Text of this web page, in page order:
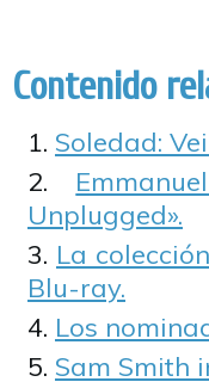
Contenido
Soledad:
Unplugged».
La
Blu-ray.
Los
Sam Smith